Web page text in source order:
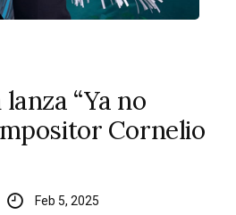
“Ya no
Cornelio
Feb 5, 2025